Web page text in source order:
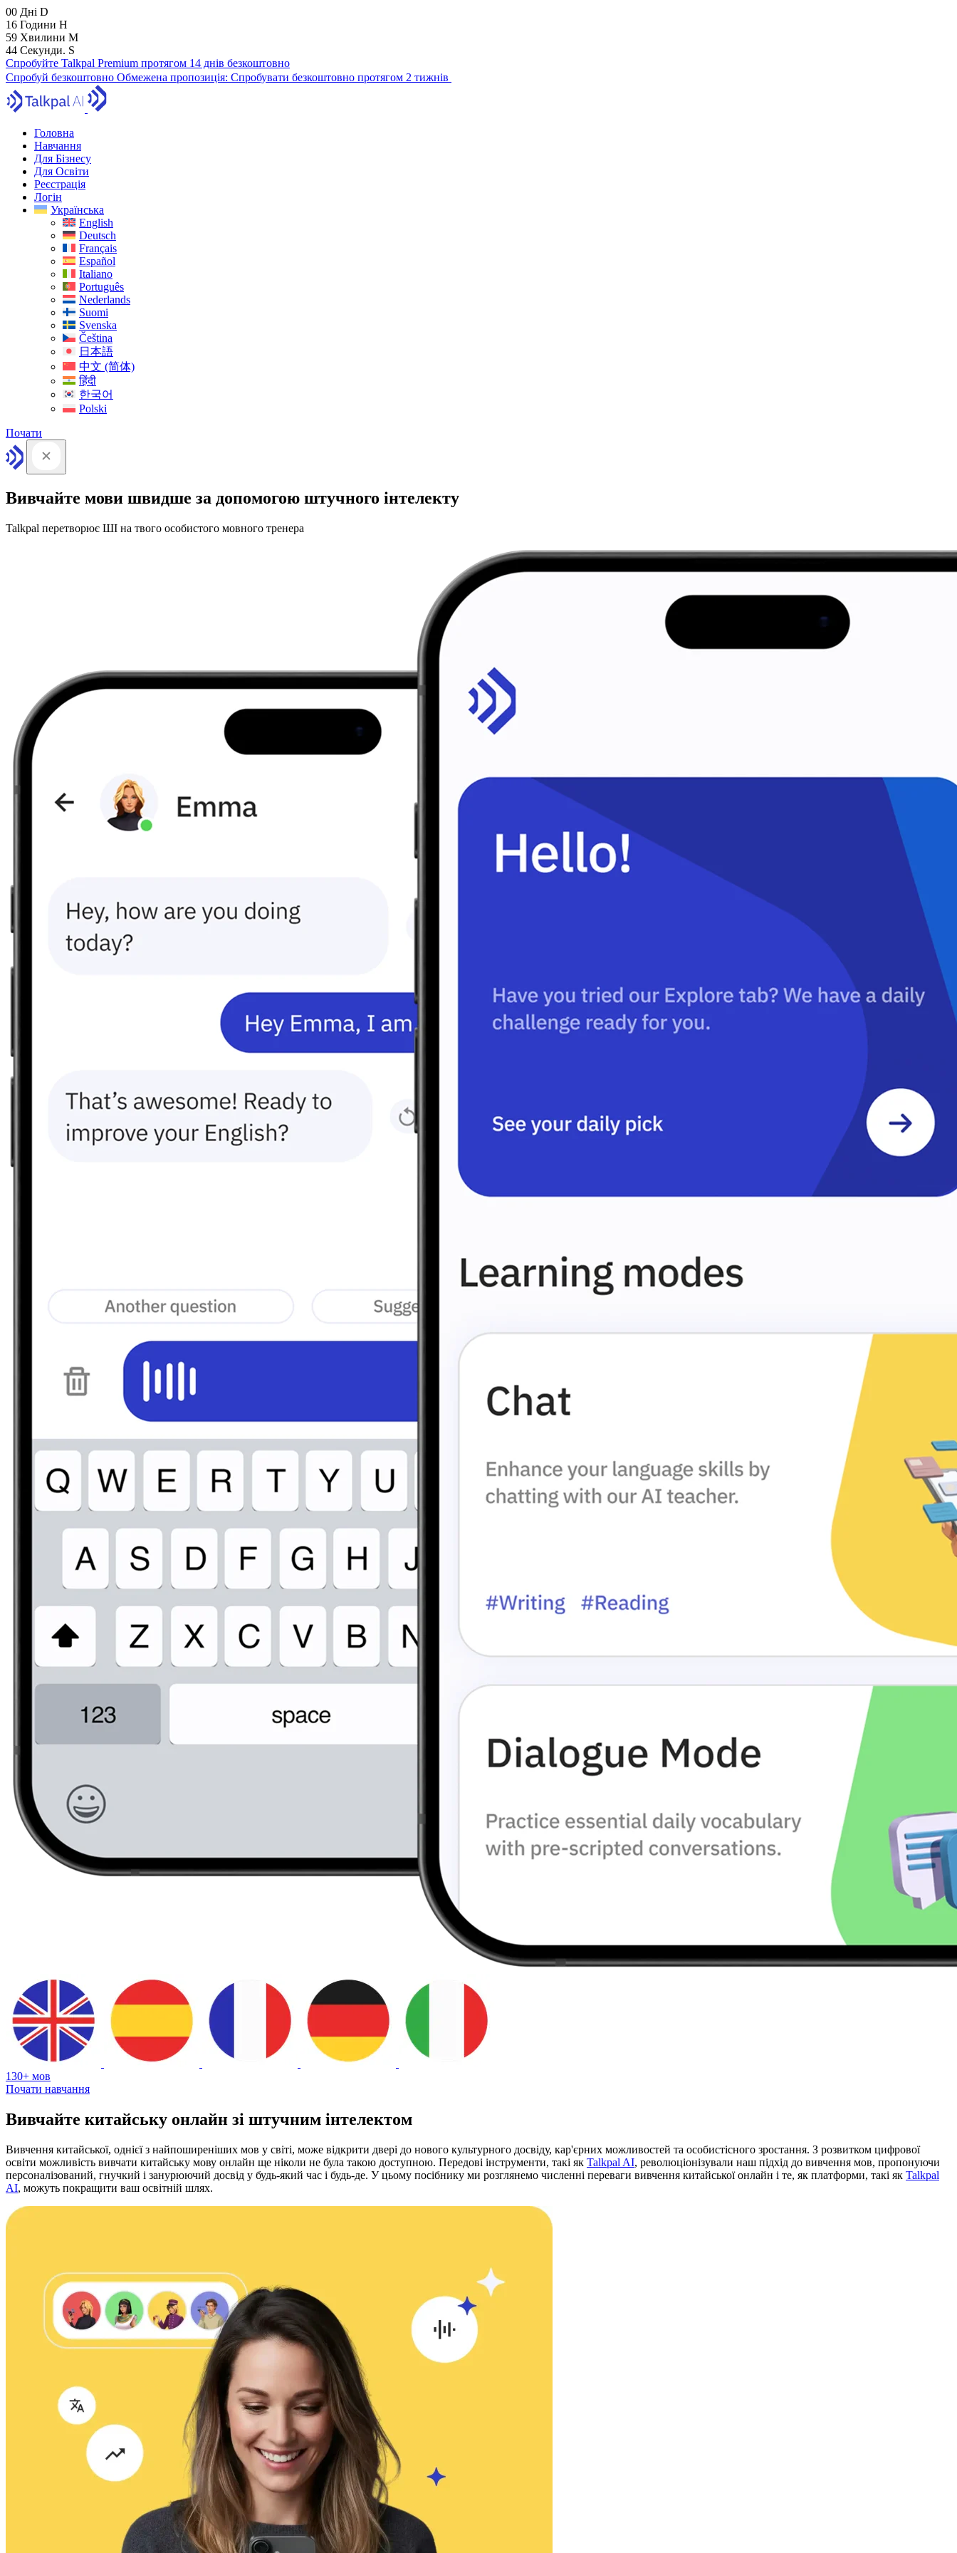
00 Дні D
16 Години H
59 Хвилини M
43 Секунди. S
Спробуйте Talkpal Premium протягом 14 днів безкоштовно
Спробуй безкоштовно Обмежена пропозиція: Спробувати безкоштовно протягом 2 тижнів
Головна
Навчання
Для Бізнесу
Для Освіти
Реєстрація
Логін
Українська
English
Deutsch
Français
Español
Italiano
Português
Nederlands
Suomi
Svenska
Čeština
日本語
中文 (简体)
हिंदी
한국어
Polski
Почати
Вивчайте мови швидше за допомогою штучного інтелекту
Talkpal перетворює ШІ на твого особистого мовного тренера
130+ мов
Почати навчання
Вивчайте китайську онлайн зі штучним інтелектом
Вивчення китайської, однієї з найпоширеніших мов у світі, може відкрити двері до нового культурного досвіду, кар'єрних можливостей та особистісного зростання. З розвитком цифрової
освіти можливість вивчати китайську мову онлайн ще ніколи не була такою доступною. Передові інструменти, такі як Talkpal AI, революціонізували наш підхід до вивчення мов, пропонуючи
персоналізований, гнучкий і занурюючий досвід у будь-який час і будь-де. У цьому посібнику ми розглянемо численні переваги вивчення китайської онлайн і те, як платформи, такі як Talkpal
AI, можуть покращити ваш освітній шлях.